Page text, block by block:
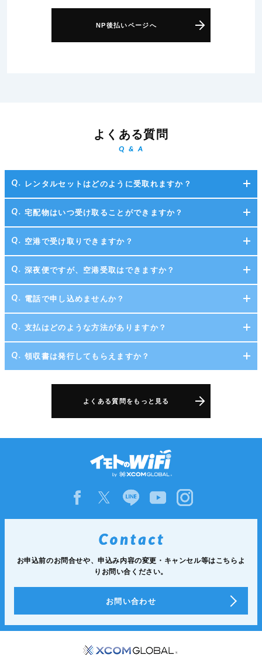
NP後払いページへ
よくある質問
Q & A
レンタルセットはどのように受取れますか？
宅配物はいつ受け取ることができますか？
空港で受け取りできますか？
深夜便ですが、空港受取はできますか？
電話で申し込めませんか？
支払はどのような方法がありますか？
領収書は発行してもらえますか？
よくある質問をもっと見る
お申込前のお問合せや、申込み内容の変更・キャンセル等はこちらよ
りお問い合ください。
お問い合わせ